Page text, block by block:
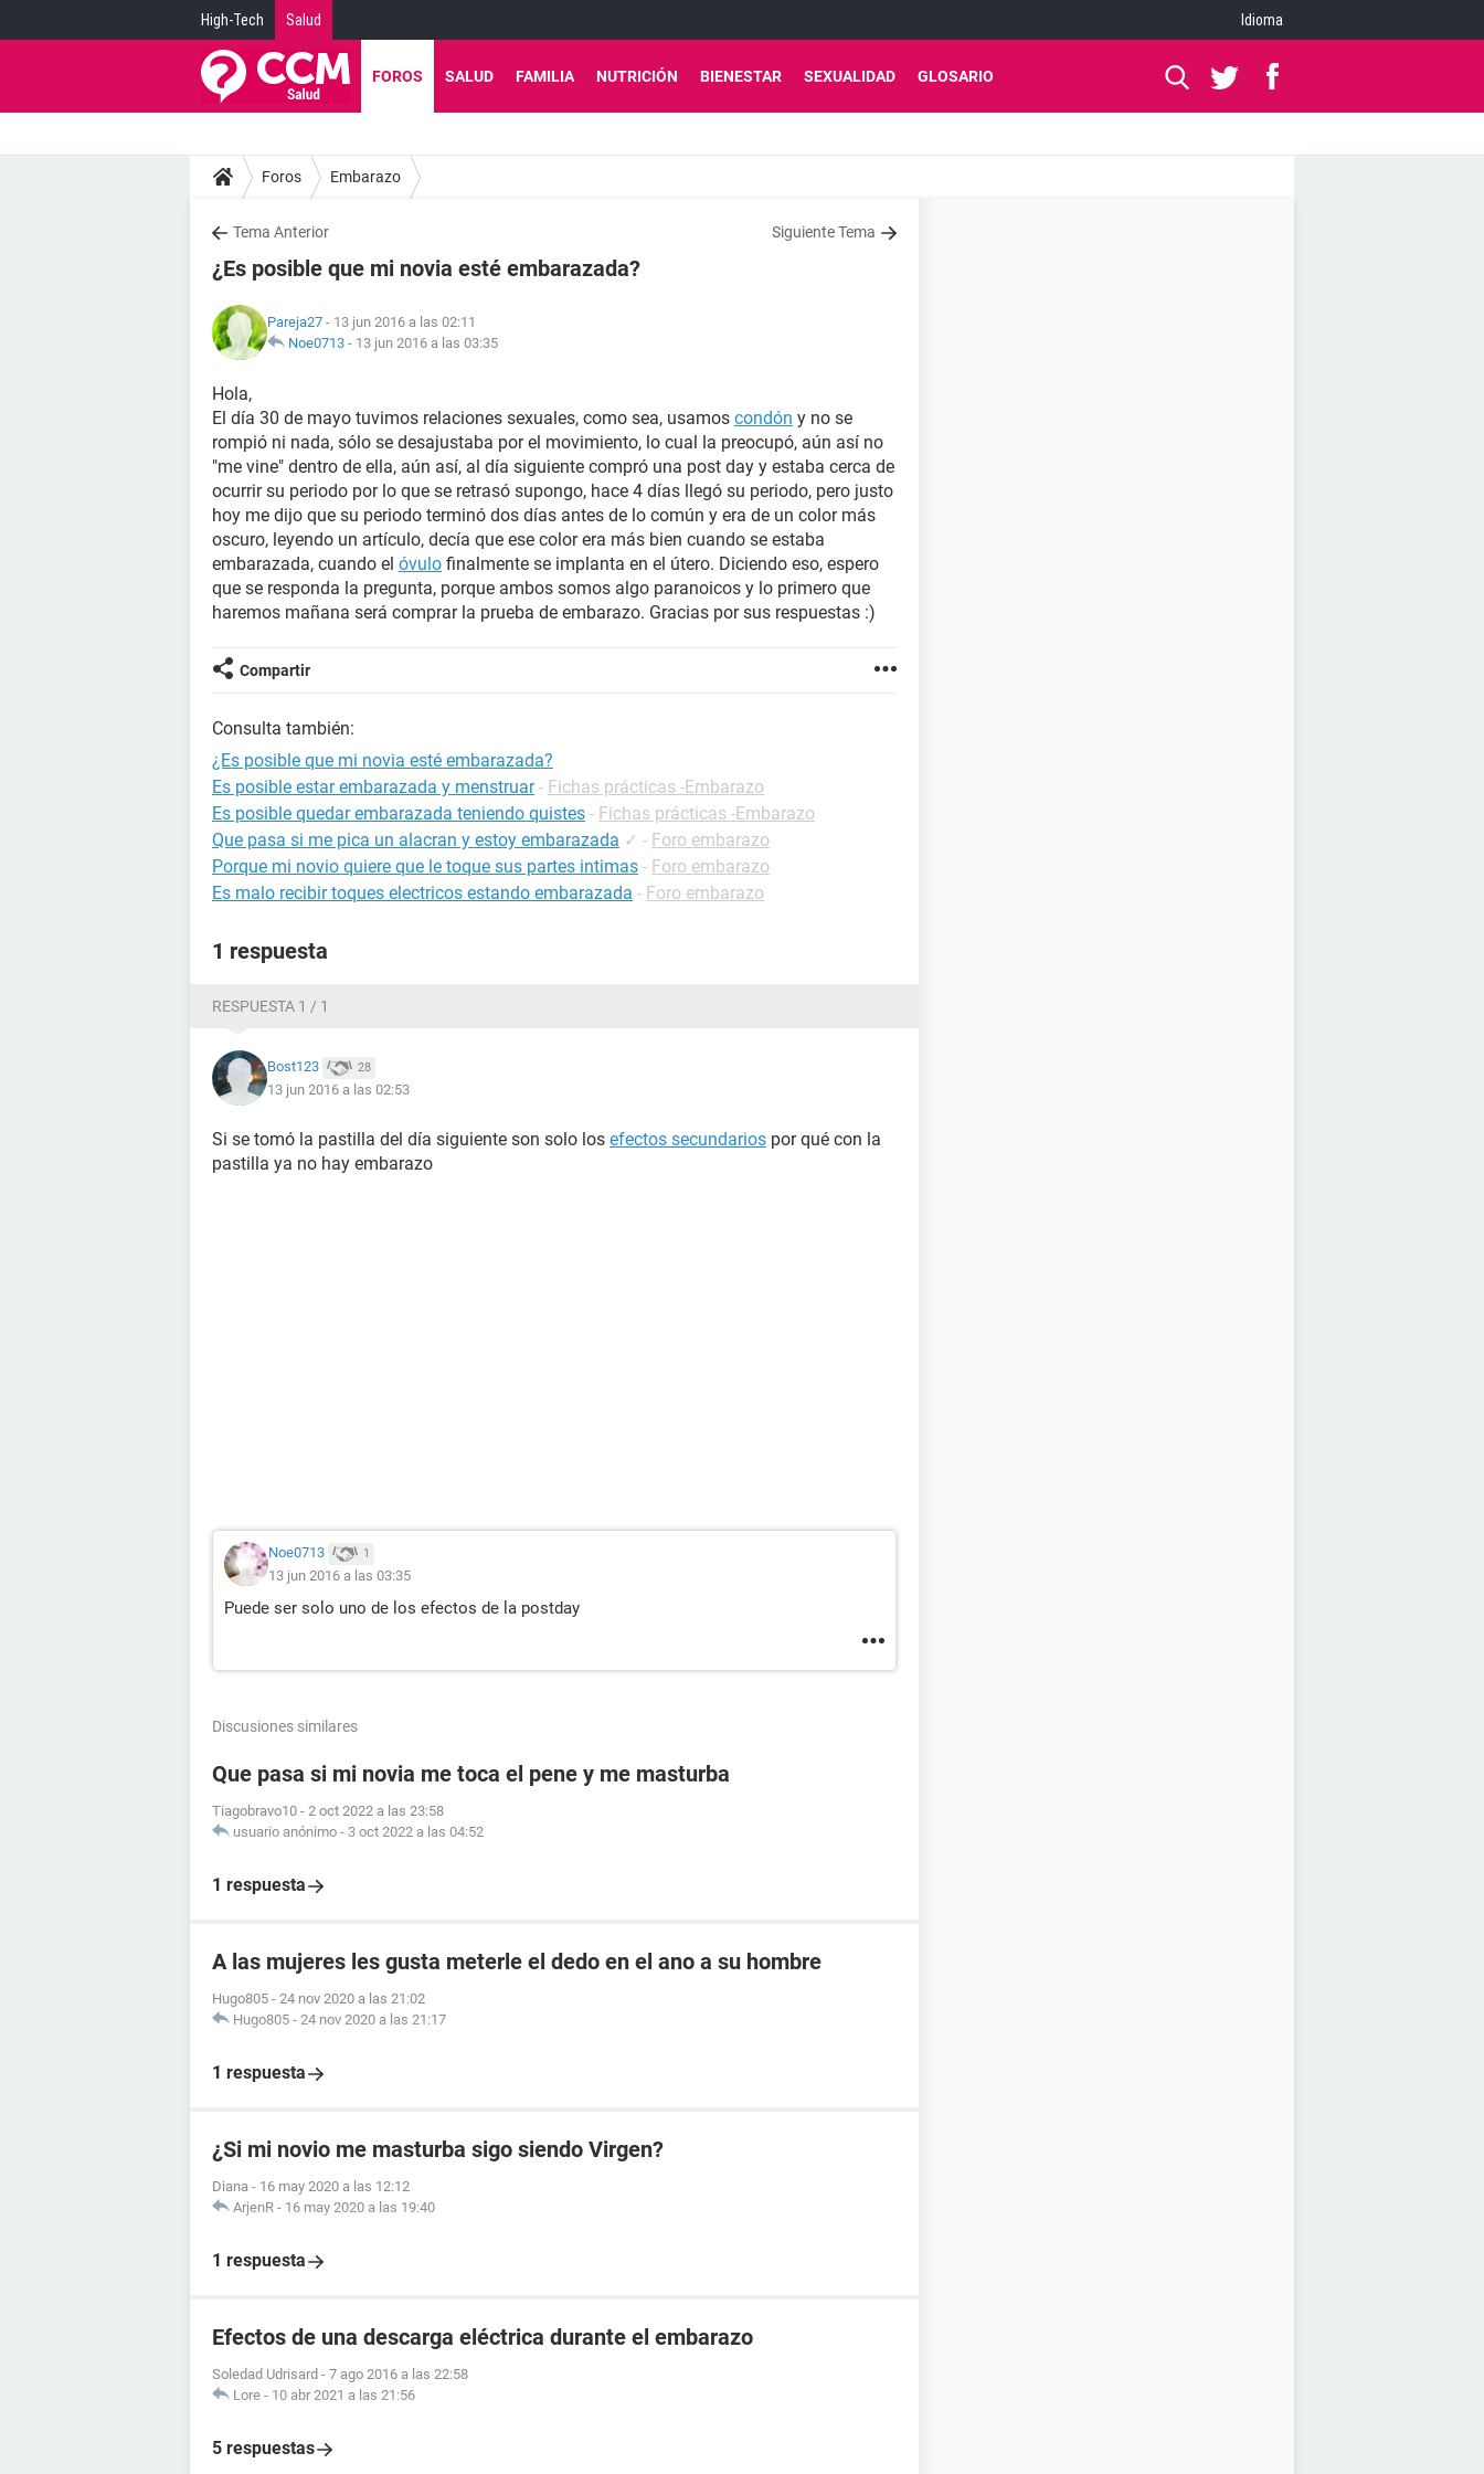
High-Tech Salud Idioma
FOROS SALUD FAMILIA NUTRICIÓN BIENESTAR SEXUALIDAD GLOSARIO
Foros Embarazo
Tema Anterior Siguiente Tema
¿Es posible que mi novia esté embarazada?
Pareja27 - 13 jun 2016 a las 02:11
Noe0713 - 13 jun 2016 a las 03:35
Hola,
El día 30 de mayo tuvimos relaciones sexuales, como sea, usamos condón y no se
rompió ni nada, sólo se desajustaba por el movimiento, lo cual la preocupó, aún así no
"me vine" dentro de ella, aún así, al día siguiente compró una post day y estaba cerca de
ocurrir su periodo por lo que se retrasó supongo, hace 4 días llegó su periodo, pero justo
hoy me dijo que su periodo terminó dos días antes de lo común y era de un color más
oscuro, leyendo un artículo, decía que ese color era más bien cuando se estaba
embarazada, cuando el óvulo finalmente se implanta en el útero. Diciendo eso, espero
que se responda la pregunta, porque ambos somos algo paranoicos y lo primero que
haremos mañana será comprar la prueba de embarazo. Gracias por sus respuestas :)
Compartir
Consulta también:
¿Es posible que mi novia esté embarazada?
Es posible estar embarazada y menstruar - Fichas prácticas -Embarazo
Es posible quedar embarazada teniendo quistes - Fichas prácticas -Embarazo
Que pasa si me pica un alacran y estoy embarazada ✓ - Foro embarazo
Porque mi novio quiere que le toque sus partes intimas - Foro embarazo
Es malo recibir toques electricos estando embarazada - Foro embarazo
1 respuesta
RESPUESTA 1 / 1
Bost123 28
13 jun 2016 a las 02:53
Si se tomó la pastilla del día siguiente son solo los efectos secundarios por qué con la
pastilla ya no hay embarazo
Noe0713 1
13 jun 2016 a las 03:35
Puede ser solo uno de los efectos de la postday
Discusiones similares
Que pasa si mi novia me toca el pene y me masturba
Tiagobravo10 - 2 oct 2022 a las 23:58
usuario anónimo - 3 oct 2022 a las 04:52
1 respuesta
A las mujeres les gusta meterle el dedo en el ano a su hombre
Hugo805 - 24 nov 2020 a las 21:02
Hugo805 - 24 nov 2020 a las 21:17
1 respuesta
¿Si mi novio me masturba sigo siendo Virgen?
Diana - 16 may 2020 a las 12:12
ArjenR - 16 may 2020 a las 19:40
1 respuesta
Efectos de una descarga eléctrica durante el embarazo
Soledad Udrisard - 7 ago 2016 a las 22:58
Lore - 10 abr 2021 a las 21:56
5 respuestas